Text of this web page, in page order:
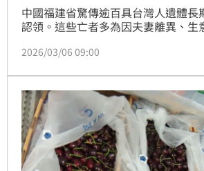
中國福建省驚傳逾百具台灣人遺體長
認領。這些亡者多為因夫妻離異、生
灣，導致身後也難以魂歸故里，廣州
台流聚集城市，建立聯繫資訊並簽署
更多台灣亡者遺體長期滯留異鄉的悲
安葬，凸顯兩岸間對無主亡者善後處
2026/03/06 09:00